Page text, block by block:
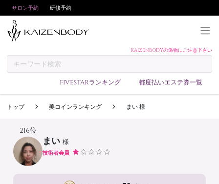
サロン予約 研修予約
KAIZENBODYの偽物にご注意下さい
FIVESTARランキング 都度払いエステ券一覧
予約方法
サロンランキング
トップ 美コインランキング まい 様
216位
まい 様
技術者会員